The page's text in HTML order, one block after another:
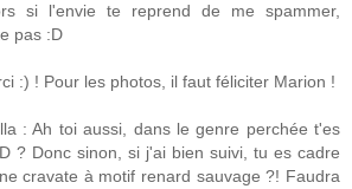
si l'envie te reprend de me spammer,
pas :D
:) ! Pour les photos, il faut féliciter Marion !
: Ah toi aussi, dans le genre perchée t'es
? Donc sinon, si j'ai bien suivi, tu es cadre
cravate à motif renard sauvage ?! Faudra